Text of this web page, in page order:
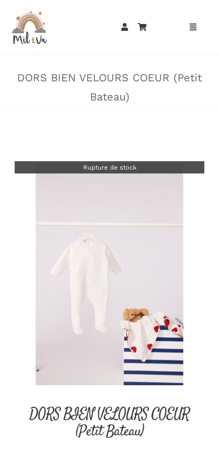
contenu
DORS BIEN VELOURS COEUR (Petit
Bateau)
Rupture de stock
DORS BIEN VELOURS COEUR
(Petit Bateau)